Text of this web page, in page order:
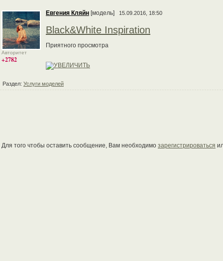
Авторитет
+2782
Евгения Кляйн [модель] 15.09.2016, 18:50
Black&White Inspiration
Приятного просмотра
Раздел: Услуги моделей
Для того чтобы оставить сообщение, Вам необходимо зарегистрироваться